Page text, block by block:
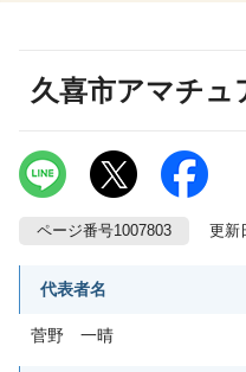
久喜市アマチュ
ページ番号1007803 更新
代表者名
菅野 一晴